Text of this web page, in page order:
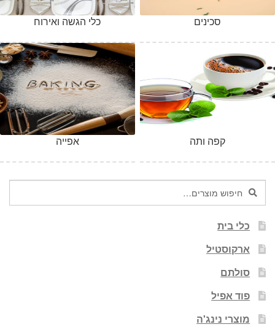
כלי הגשה ואירוח סכינים
אפייה קפה ותה
חיפוש
עבור:
חיפוש
כלי בית
ארקוסטיל
סולתם
פוד אפיל
מוצרי נינג'ה